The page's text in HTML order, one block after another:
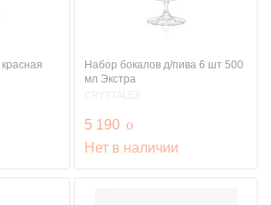
Набор бокалов д/пива 6 шт 500
мл Экстра
CRYSTALEX
5 190 руб.
o
Нет в наличии